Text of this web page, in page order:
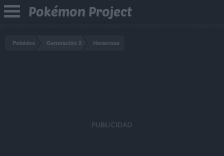
Pokémon Project
Pokédex Generación 2 Heracross